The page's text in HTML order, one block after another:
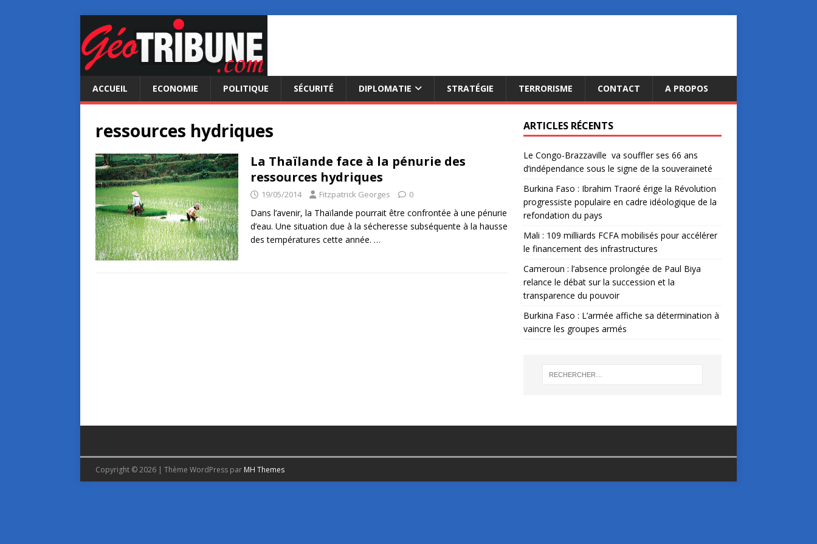
ACCUEIL ECONOMIE POLITIQUE SÉCURITÉ DIPLOMATIE STRATÉGIE TERRORISME CONTACT A PROPOS
ressources hydriques
La Thaïlande face à la pénurie des
ressources hydriques
19/05/2014 Fitzpatrick Georges 0
Dans l’avenir, la Thaïlande pourrait être confrontée à une pénurie
d’eau. Une situation due à la sécheresse subséquente à la hausse
des températures cette année. …
ARTICLES RÉCENTS
Le Congo-Brazzaville va souffler ses 66 ans
d’indépendance sous le signe de la souveraineté
Burkina Faso : Ibrahim Traoré érige la Révolution
progressiste populaire en cadre idéologique de la
refondation du pays
Mali : 109 milliards FCFA mobilisés pour accélérer
le financement des infrastructures
Cameroun : l’absence prolongée de Paul Biya
relance le débat sur la succession et la
transparence du pouvoir
Burkina Faso : L’armée affiche sa détermination à
vaincre les groupes armés
Copyright © 2026 | Thème WordPress par MH Themes